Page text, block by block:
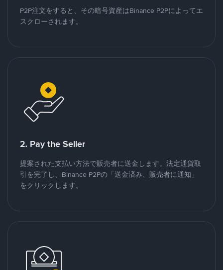
P2P注文をすると、その暗号資産はBinance P2Pによってエ
スクローされます。
2. Pay the Seller
提案された支払い方法で販売者に送金します。法定通貨取
引を完了し、Binance P2Pの「送金済み、販売者に通知」
をクリックします。